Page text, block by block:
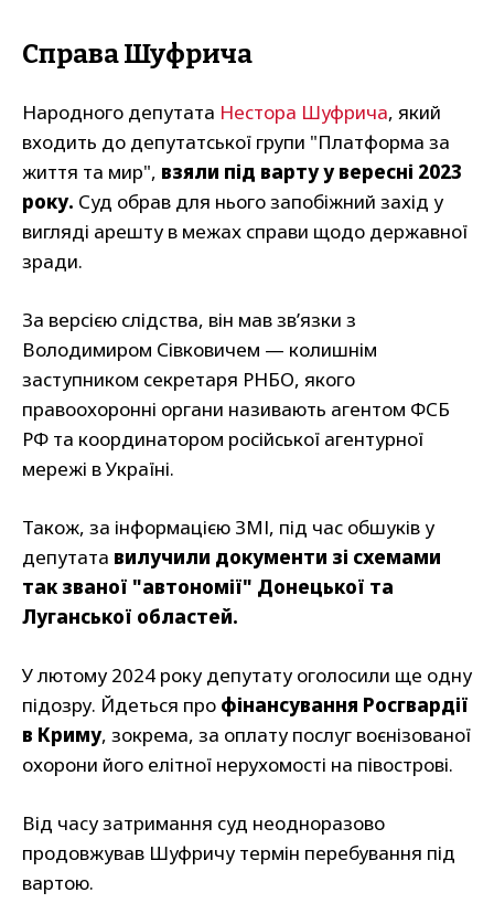
Справа Шуфрича
Народного депутата Нестора Шуфрича, який
входить до депутатської групи "Платформа за
життя та мир", взяли під варту у вересні 2023
року. Суд обрав для нього запобіжний захід у
вигляді арешту в межах справи щодо державної
зради.
За версією слідства, він мав зв’язки з
Володимиром Сівковичем — колишнім
заступником секретаря РНБО, якого
правоохоронні органи називають агентом ФСБ
РФ та координатором російської агентурної
мережі в Україні.
Також, за інформацією ЗМІ, під час обшуків у
депутата вилучили документи зі схемами
так званої "автономії" Донецької та
Луганської областей.
У лютому 2024 року депутату оголосили ще одну
підозру. Йдеться про фінансування Росгвардії
в Криму, зокрема, за оплату послуг воєнізованої
охорони його елітної нерухомості на півострові.
Від часу затримання суд неодноразово
продовжував Шуфричу термін перебування під
вартою.